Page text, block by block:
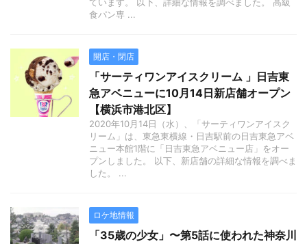
食パン専 ...
開店・閉店
「サーティワンアイスクリーム 」日吉東
急アベニューに10月14日新店舗オープン
【横浜市港北区】
2020年10月14日（水）、「サーティワンアイスク
リーム」は、東急東横線・日吉駅前の日吉東急アベ
ニュー本館1階に「日吉東急アベニュー店」をオー
プンしました。 以下、新店舗の詳細な情報を調べま
した。 ...
ロケ地情報
「35歳の少女」〜第5話に使われた神奈川